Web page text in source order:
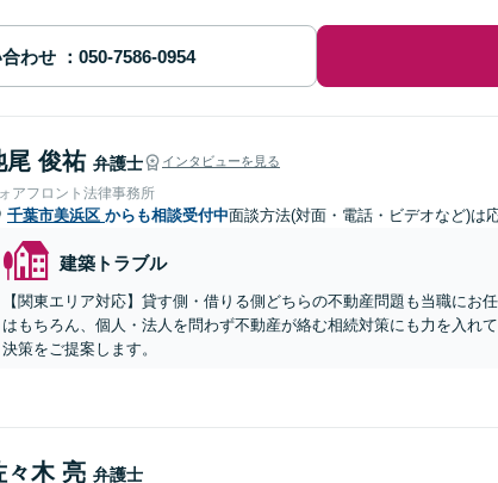
わせ
尾 俊祐 弁護士 インタビューを見る
アフロント法律事務所
千葉市美浜区 からも相談受付中面談方法(対面・電話・ビデオなど)は
建築トラブル
【関東エリア対応】貸す側・借りる側どちらの不動産問題も当職にお
はもちろん、個人・法人を問わず不動産が絡む相続対策にも力を入れ
決策をご提案します。
々木 亮 弁護士